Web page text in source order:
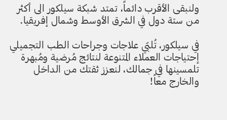
ولنبقى الأقرب دائماً، تمتد شبكة سيلكور الى أكثر
من ستة دول في الشرق الأوسط وشمال إفريقيا.
في سيلكور، تُلبّي علاجات وجراحات الطب التجميلي
إحتياجات العملاء المتنوعة لنتائج مُرضية ومُبهرة
تلمسينها في جمالك، لنعزز ثقتك من الداخل
والخارج معاً!